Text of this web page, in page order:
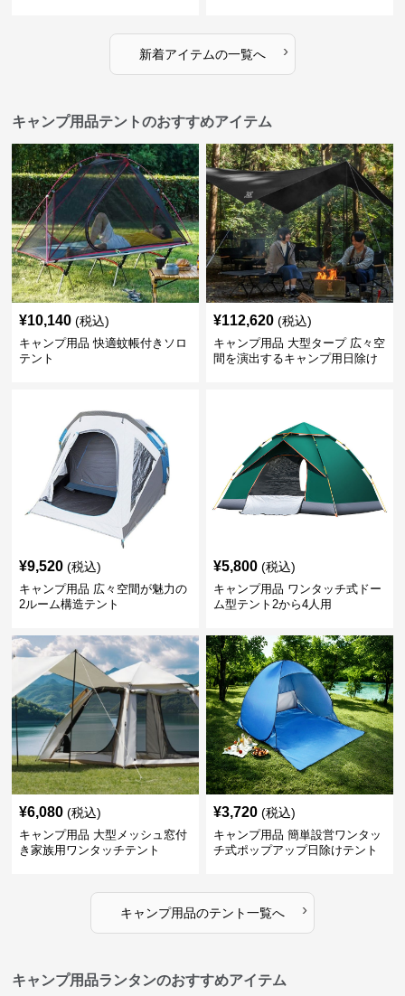
新着アイテムの一覧へ ›
キャンプ用品テントのおすすめアイテム
¥10,140 (税込)
キャンプ用品 快適蚊帳付きソロ
テント
¥112,620 (税込)
キャンプ用品 大型タープ 広々空
間を演出するキャンプ用日除け
¥9,520 (税込)
キャンプ用品 広々空間が魅力の
2ルーム構造テント
¥5,800 (税込)
キャンプ用品 ワンタッチ式ドー
ム型テント2から4人用
¥6,080 (税込)
キャンプ用品 大型メッシュ窓付
き家族用ワンタッチテント
¥3,720 (税込)
キャンプ用品 簡単設営ワンタッ
チ式ポップアップ日除けテント
キャンプ用品のテント一覧へ ›
キャンプ用品ランタンのおすすめアイテム